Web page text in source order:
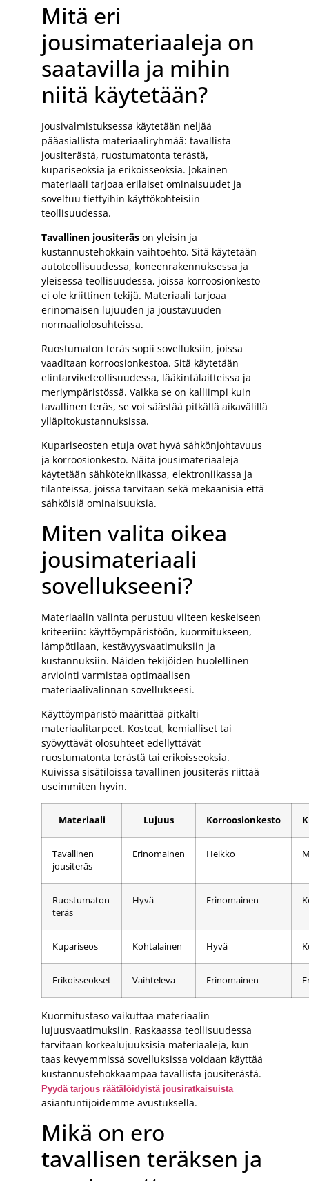
Mitä eri
jousimateriaaleja on
saatavilla ja mihin
niitä käytetään?
Jousivalmistuksessa käytetään neljää
pääasiallista materiaaliryhmää: tavallista
jousiterästä, ruostumatonta terästä,
kupariseoksia ja erikoisseoksia. Jokainen
materiaali tarjoaa erilaiset ominaisuudet ja
soveltuu tiettyihin käyttökohteisiin
teollisuudessa.
Tavallinen jousiteräs on yleisin ja
kustannustehokkain vaihtoehto. Sitä käytetään
autoteollisuudessa, koneenrakennuksessa ja
yleisessä teollisuudessa, joissa korroosionkesto
ei ole kriittinen tekijä. Materiaali tarjoaa
erinomaisen lujuuden ja joustavuuden
normaaliolosuhteissa.
Ruostumaton teräs sopii sovelluksiin, joissa
vaaditaan korroosionkestoa. Sitä käytetään
elintarviketeollisuudessa, lääkintälaitteissa ja
meriympäristössä. Vaikka se on kalliimpi kuin
tavallinen teräs, se voi säästää pitkällä aikavälillä
ylläpitokustannuksissa.
Kupariseosten etuja ovat hyvä sähkönjohtavuus
ja korroosionkesto. Näitä jousimateriaaleja
käytetään sähkötekniikassa, elektroniikassa ja
tilanteissa, joissa tarvitaan sekä mekaanisia että
sähköisiä ominaisuuksia.
Miten valita oikea
jousimateriaali
sovellukseeni?
Materiaalin valinta perustuu viiteen keskeiseen
kriteeriin: käyttöympäristöön, kuormitukseen,
lämpötilaan, kestävyysvaatimuksiin ja
kustannuksiin. Näiden tekijöiden huolellinen
arviointi varmistaa optimaalisen
materiaalivalinnan sovellukseesi.
Käyttöympäristö määrittää pitkälti
materiaalitarpeet. Kosteat, kemialliset tai
syövyttävät olosuhteet edellyttävät
ruostumatonta terästä tai erikoisseoksia.
Kuivissa sisätiloissa tavallinen jousiteräs riittää
useimmiten hyvin.
Materiaali Lujuus Korroosionkesto
Tavallinen
jousiteräs
Erinomainen Heikko
Ruostumaton
teräs
Hyvä Erinomainen
Kupariseos Kohtalainen Hyvä
Erikoisseokset Vaihteleva Erinomainen
Kuormitustaso vaikuttaa materiaalin
lujuusvaatimuksiin. Raskaassa teollisuudessa
tarvitaan korkealujuuksisia materiaaleja, kun
taas kevyemmissä sovelluksissa voidaan käyttää
kustannustehokkaampaa tavallista jousiterästä.
Pyydä tarjous räätälöidyistä jousiratkaisuista
asiantuntijoidemme avustuksella.
Mikä on ero
tavallisen teräksen ja